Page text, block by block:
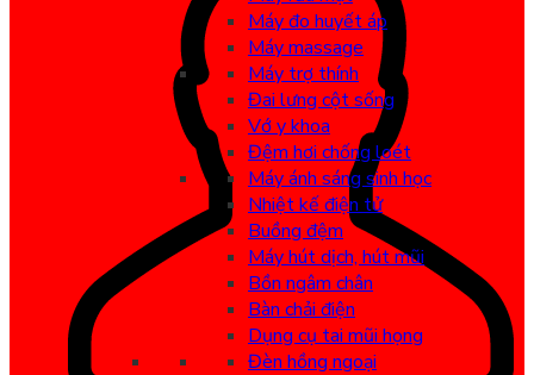
Máy đo huyết áp
Máy massage
Máy trợ thính
Đai lưng cột sống
Vớ y khoa
Đệm hơi chống loét
Máy ánh sáng sinh học
Nhiệt kế điện tử
Buồng đệm
Máy hút dịch, hút mũi
Bồn ngâm chân
Bàn chải điện
Dụng cụ tai mũi họng
Đèn hồng ngoại